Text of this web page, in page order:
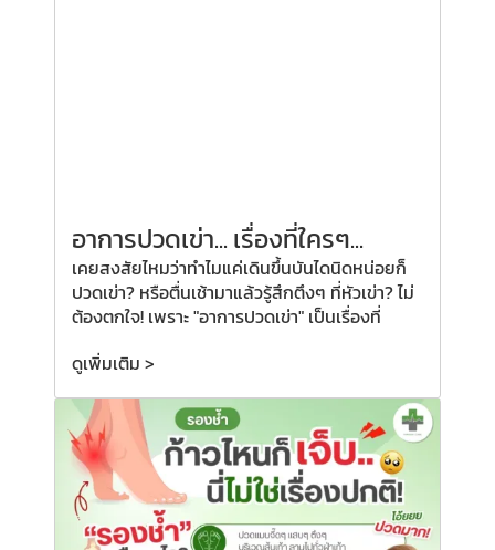
อาการปวดเข่า... เรื่องที่ใครๆ...
เคยสงสัยไหมว่าทำไมแค่เดินขึ้นบันไดนิดหน่อยก็
ปวดเข่า? หรือตื่นเช้ามาแล้วรู้สึกตึงๆ ที่หัวเข่า? ไม่
ต้องตกใจ! เพราะ "อาการปวดเข่า" เป็นเรื่องที่
ดูเพิ่มเติม >